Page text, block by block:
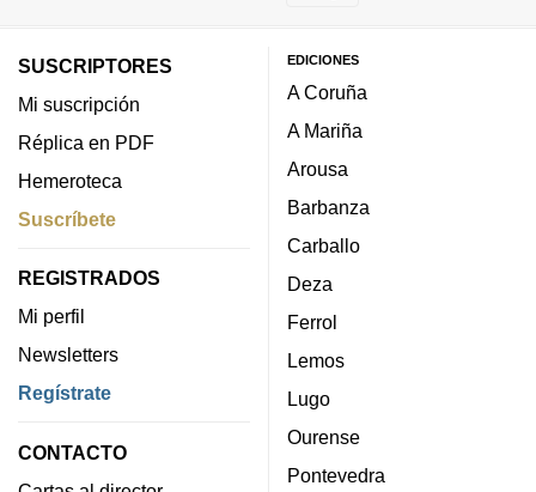
SUSCRIPTORES
Mi suscripción
Réplica en PDF
Hemeroteca
Suscríbete
REGISTRADOS
Mi perfil
Newsletters
Regístrate
CONTACTO
EDICIONES
A Coruña
A Mariña
Arousa
Barbanza
Carballo
Deza
Ferrol
Lemos
Lugo
Ourense
Pontevedra